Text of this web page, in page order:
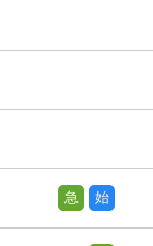
急 始